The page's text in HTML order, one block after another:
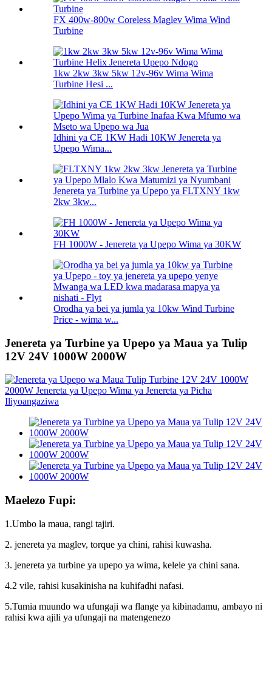
FX 400w-800w Coreless Maglev Wima Wind
Turbine
1kw 2kw 3kw 5kw 12v-96v Wima Wima
Turbine Hesi ...
Idhini ya CE 1KW Hadi 10KW Jenereta ya
Upepo Wima...
Jenereta ya Turbine ya Upepo ya FLTXNY 1kw
2kw 3kw...
FH 1000W - Jenereta ya Upepo Wima ya 30KW
Orodha ya bei ya jumla ya 10kw Wind Turbine
Price - wima w...
Jenereta ya Turbine ya Upepo ya Maua ya Tulip
12V 24V 1000W 2000W
Maelezo Fupi:
1.Umbo la maua, rangi tajiri.
2. jenereta ya maglev, torque ya chini, rahisi kuwasha.
3. jenereta ya turbine ya upepo ya wima, kelele ya chini sana.
4.2 vile, rahisi kusakinisha na kuhifadhi nafasi.
5.Tumia muundo wa ufungaji wa flange ya kibinadamu, ambayo ni
rahisi kwa ajili ya ufungaji na matengenezo